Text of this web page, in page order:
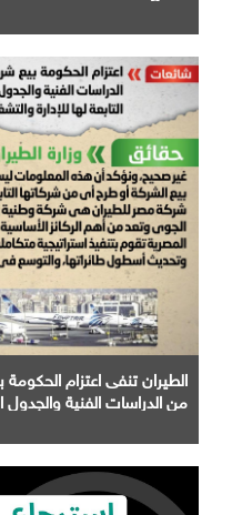
الطيران تنفى اعتزام
من الدراسات الفنية